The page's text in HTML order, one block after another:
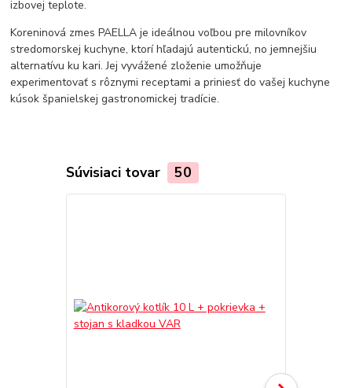
izbovej teplote.
Koreninová zmes PAELLA je ideálnou voľbou pre milovníkov
stredomorskej kuchyne, ktorí hľadajú autentickú, no jemnejšiu
alternatívu ku kari. Jej vyvážené zloženie umožňuje
experimentovať s rôznymi receptami a priniesť do vašej kuchyne
kúsok španielskej gastronomickej tradície.
Súvisiaci tovar 50